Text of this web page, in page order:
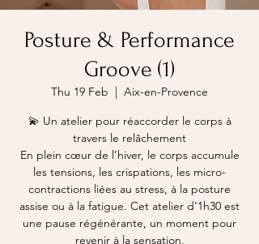
Posture & Performance
Groove (1)
Thu 19 Feb
  |
Aix-en-Provence
💫 Un atelier pour réaccorder le corps à
travers le relâchement
En plein cœur de l’hiver, le corps accumule
les tensions, les crispations, les micro-
contractions liées au stress, à la posture
assise ou à la fatigue. Cet atelier d’1h30 est
une pause régénérante, un moment pour
revenir à la sensation,